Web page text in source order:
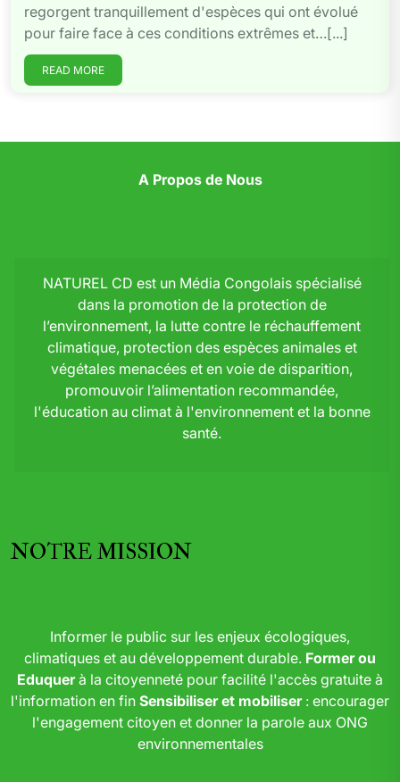
regorgent tranquillement d'espèces qui ont évolué
pour faire face à ces conditions extrêmes et…[...]
READ MORE
A Propos de Nous
NATUREL CD est un Média Congolais spécialisé
dans la promotion de la protection de
l’environnement, la lutte contre le réchauffement
climatique, protection des espèces animales et
végétales menacées et en voie de disparition,
promouvoir l’alimentation recommandée,
l'éducation au climat à l'environnement et la bonne
santé.
NOTRE MISSION
Informer le public sur les enjeux écologiques,
climatiques et au développement durable. Former ou
Eduquerà la citoyenneté pour facilité l'accès gratuite à
l'information en fin Sensibiliser et mobiliser: encourager
l'engagement citoyen et donner la parole aux ONG
environnementales